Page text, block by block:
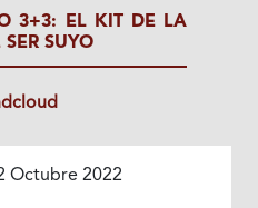
3+3: EL KIT DE LA
SUYO
Octubre 2022